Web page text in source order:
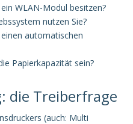
WLAN-Modul besitzen?
nutzen Sie?
automatischen
Papierkapazität sein?
die Treiberfrage
(auch: Multi